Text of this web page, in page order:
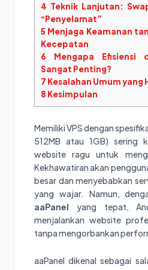
4 Teknik Lanjutan:
“Penyelamat”
5 Menjaga Keamanan
Kecepatan
6 Mengapa Efisiensi
Sangat Penting?
7 Kesalahan Umum yang
8 Kesimpulan
Memiliki VPS dengan
512MB atau 1GB) sering
website ragu untuk
Kekhawatiran akan
besar dan menyebabkan
yang wajar. Namun,
aaPanel yang tepat,
menjalankan website
tanpa mengorbankan
aaPanel dikenal sebagai